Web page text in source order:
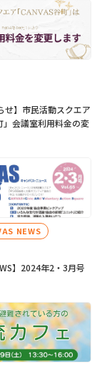
せ】市民活動スクエア
」会議室利用料金の変
NEWS
】2024年2・3月号